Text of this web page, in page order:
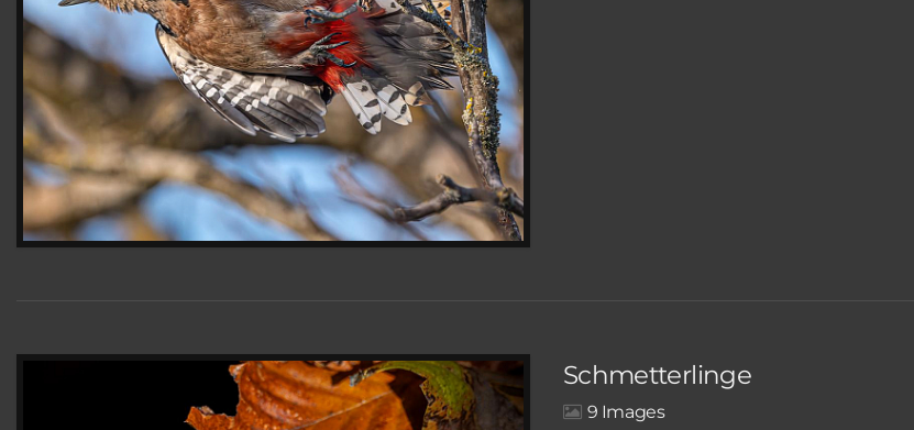
Schmetterlinge
9